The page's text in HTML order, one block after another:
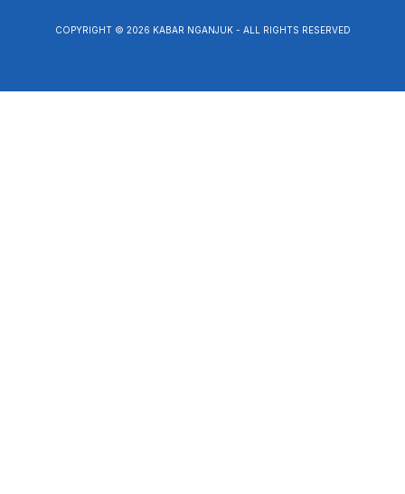
COPYRIGHT © 2026 KABAR NGANJUK - ALL RIGHTS RESERVED